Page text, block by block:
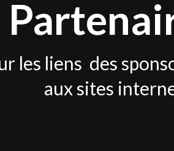
les liens des
aux sites